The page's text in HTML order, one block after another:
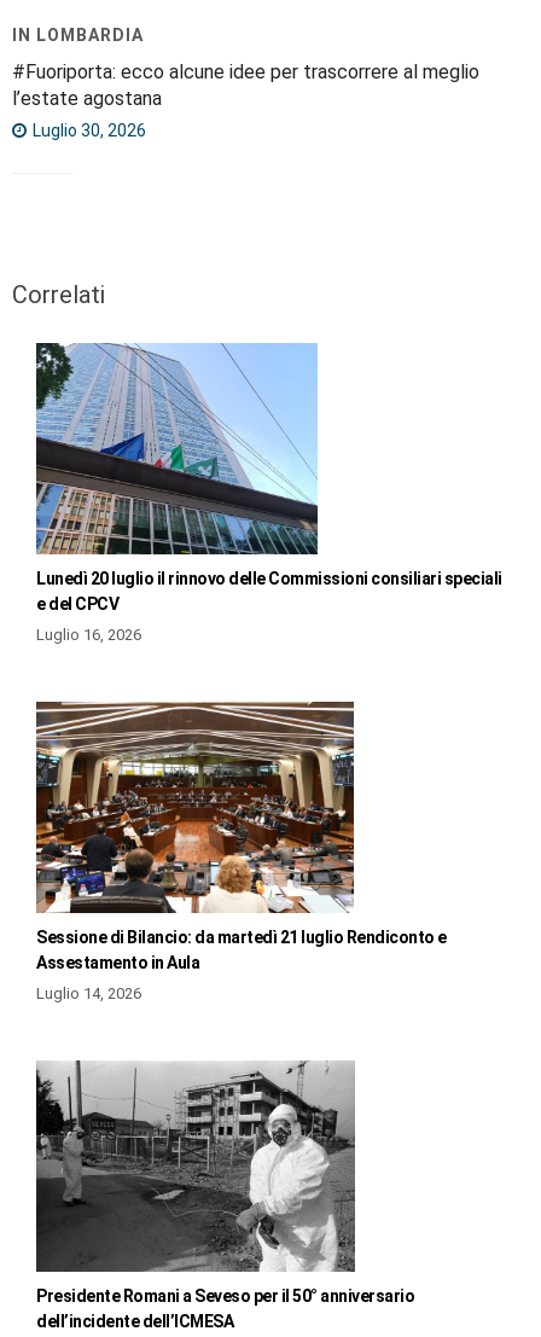
IN LOMBARDIA
#Fuoriporta: ecco alcune idee per trascorrere al meglio
l’estate agostana
Luglio 30, 2026
Correlati
Lunedì 20 luglio il rinnovo delle Commissioni consiliari speciali
e del CPCV
Luglio 16, 2026
Sessione di Bilancio: da martedì 21 luglio Rendiconto e
Assestamento in Aula
Luglio 14, 2026
Presidente Romani a Seveso per il 50° anniversario
dell’incidente dell’ICMESA